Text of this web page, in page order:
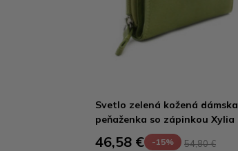
Svetlo zelená kožená dámska
peňaženka so zápinkou Xylia
46,58 € -15% 54,80 €